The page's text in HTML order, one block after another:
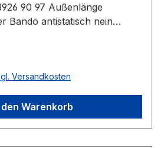
90 97 Außenlänge
Bando antistatisch nein
Versandkosten
den Warenkorb